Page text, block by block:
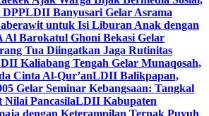
DPPLDII Banyusari Gelar Asrama
untuk Isi Liburan Anak dengan
Al Barokatul Ghoni Bekasi Gelar
Tua Diingatkan Jaga Rutinitas
Kaliabang Tengah Gelar Munaqosah,
Cinta Al-Qur’anLDII Balikpapan,
Gelar Seminar Kebangsaan: Tangkal
Nilai PancasilaLDII Kabupaten